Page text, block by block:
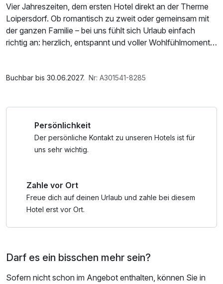
Vier Jahreszeiten, dem ersten Hotel direkt an der Therme
Loipersdorf. Ob romantisch zu zweit oder gemeinsam mit
der ganzen Familie – bei uns fühlt sich Urlaub einfach
richtig an: herzlich, entspannt und voller Wohlfühlmomente.
Buchungsvorgang Kurzurlaub Gutscheine eingelöst
1 Flasche Mineralwasser, Saunabenutzung, Saunatuch,
nach check out, Badetasche mit Bademantel und -tücher
Buchbar bis 30.06.2027. Nr: A301541-8285
Persönlichkeit
Der persönliche Kontakt zu unseren Hotels ist für
uns sehr wichtig.
Zahle vor Ort
Freue dich auf deinen Urlaub und zahle bei diesem
Hotel erst vor Ort.
Darf es ein bisschen mehr sein?
Sofern nicht schon im Angebot enthalten, können Sie in